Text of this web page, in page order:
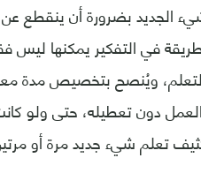
الجديد بضرورة أن ينقطع عن
في التفكير يمكنها
ويُنصح بتخصيص مدة
دون تعطيله، حتى ولو
تعلم شيء جديد مرة أو